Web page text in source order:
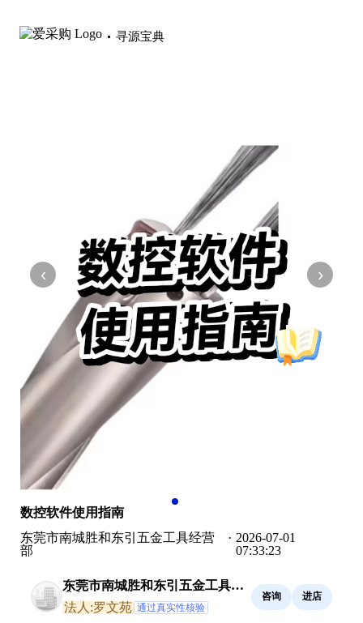
寻源宝典
‹ ›
数控软件使用指南
东莞市南城胜和东引五金工具经营
部
· 2026-07-01
07:33:23
东莞市南城胜和东引五金工具经
营部
法人:罗文苑 通过真实性核验
咨询 进店